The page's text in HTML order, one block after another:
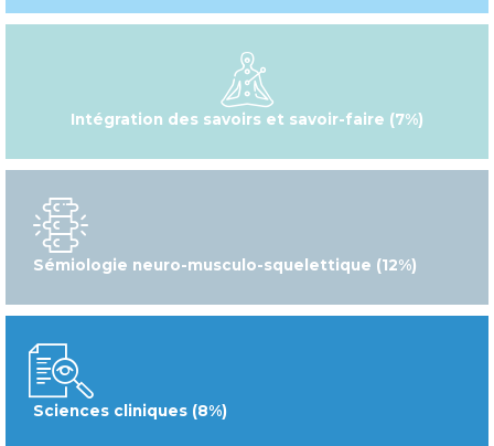
Intégration des savoirs et savoir-faire (7%)
Sémiologie neuro-musculo-squelettique (12%)
Sciences cliniques (8%)